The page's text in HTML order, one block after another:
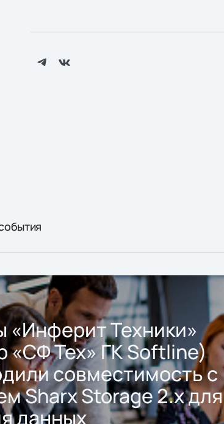
«Инферит Техники»
«СФ Тех» ГК Softline)
совместимость с
Sharx Storage 2.x для
данных